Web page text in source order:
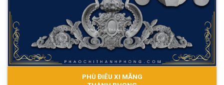
PHÙ ĐIÊU XI MĂNG